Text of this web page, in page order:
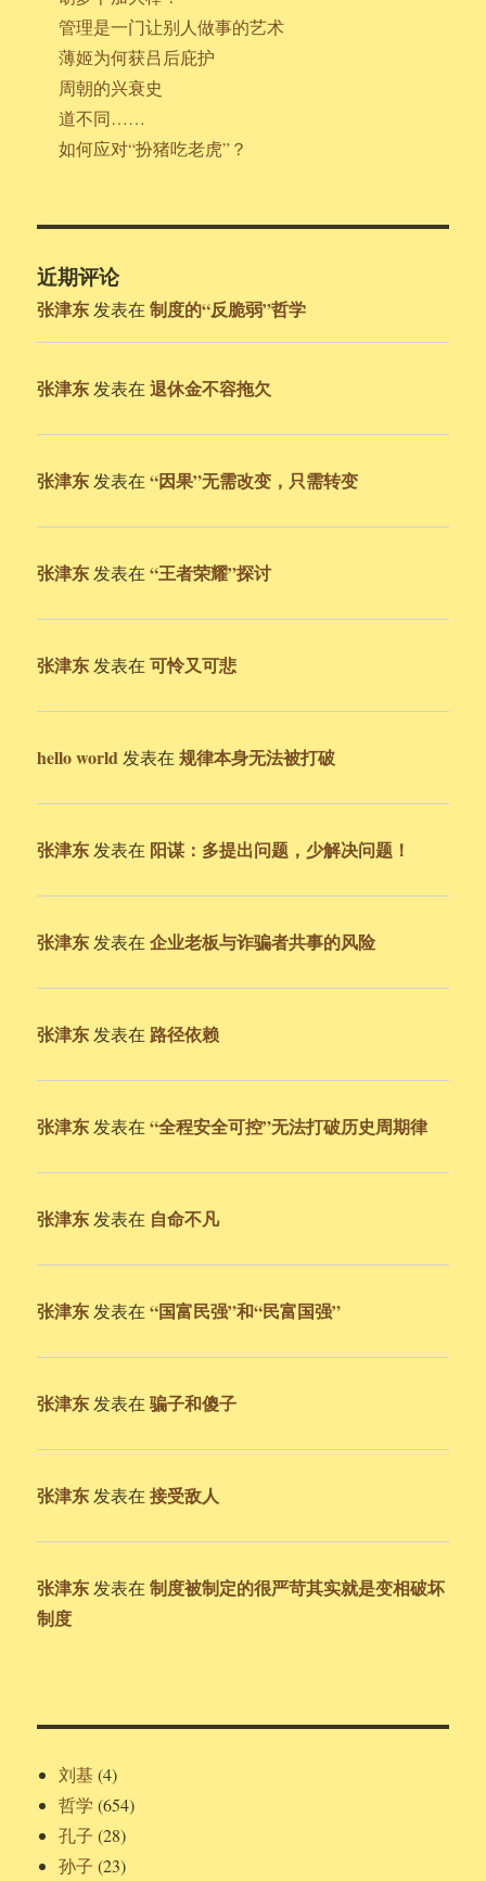
管理是一门让别人做事的艺术
薄姬为何获吕后庇护
周朝的兴衰史
道不同……
如何应对“扮猪吃老虎”？
近期评论
张津东 发表在制度的“反脆弱”哲学
张津东 发表在退休金不容拖欠
张津东 发表在“因果”无需改变，只需转变
张津东 发表在“王者荣耀”探讨
张津东 发表在可怜又可悲
hello world 发表在规律本身无法被打破
张津东 发表在 阳谋：多提出问题，少解决问题！
张津东 发表在企业老板与诈骗者共事的风险
张津东 发表在 路径依赖
张津东 发表在“全程安全可控”无法打破历史周期律
张津东 发表在 自命不凡
张津东 发表在“国富民强”和“民富国强”
张津东 发表在骗子和傻子
张津东 发表在接受敌人
张津东 发表在制度被制定的很严苛其实就是变相破坏
制度
刘基 (4)
哲学 (654)
孔子 (28)
孙子 (23)